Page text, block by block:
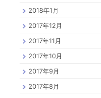
2018年1月
2017年12月
2017年11月
2017年10月
2017年9月
2017年8月